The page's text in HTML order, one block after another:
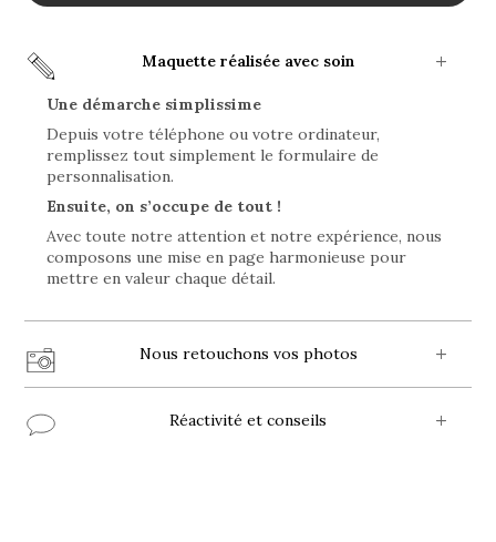
Maquette réalisée avec soin
Une démarche simplissime
Depuis votre téléphone ou votre ordinateur,
remplissez tout simplement le formulaire de
personnalisation.
Ensuite, on s’occupe de tout !
Avec toute notre attention et notre expérience, nous
composons une mise en page harmonieuse pour
mettre en valeur chaque détail.
Nous retouchons vos photos
Réactivité et conseils